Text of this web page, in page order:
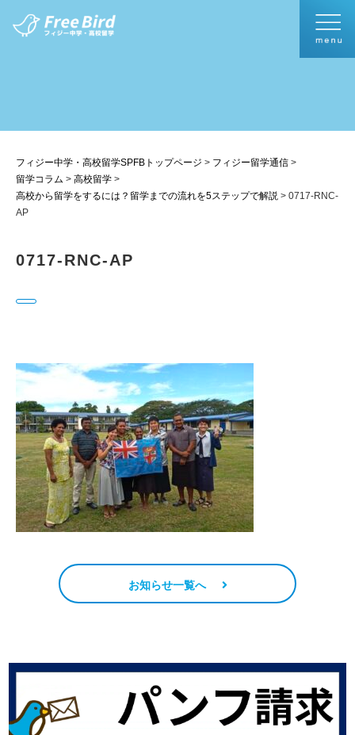
フィジー中学・高校留学SPFBトップページ > フィジー留学通信 >
留学コラム > 高校留学 >
高校から留学をするには？留学までの流れを5ステップで解説 > 0717-RNC-
AP
0717-RNC-AP
お知らせ一覧へ